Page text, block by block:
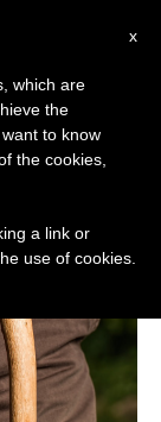
x
which are
the
to know
the cookies,
a link or
use of cookies.